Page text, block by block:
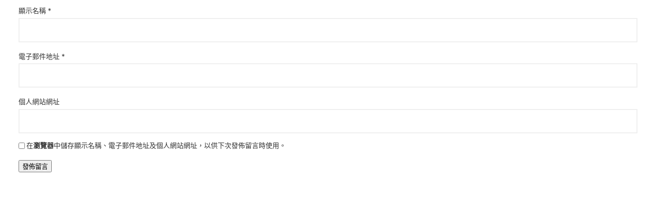
顯示名稱 *
電子郵件地址 *
個人網站網址
在瀏覽器中儲存顯示名稱、電子郵件地址及個人網站網址，以供下次發佈留言時使用。